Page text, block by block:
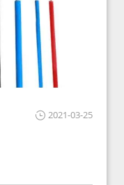
2021-03-25